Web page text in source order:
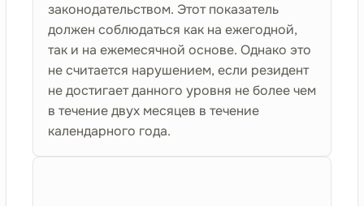
законодательством. Этот показатель
должен соблюдаться как на ежегодной,
так и на ежемесячной основе. Однако это
не считается нарушением, если резидент
не достигает данного уровня не более чем
в течение двух месяцев в течение
календарного года.